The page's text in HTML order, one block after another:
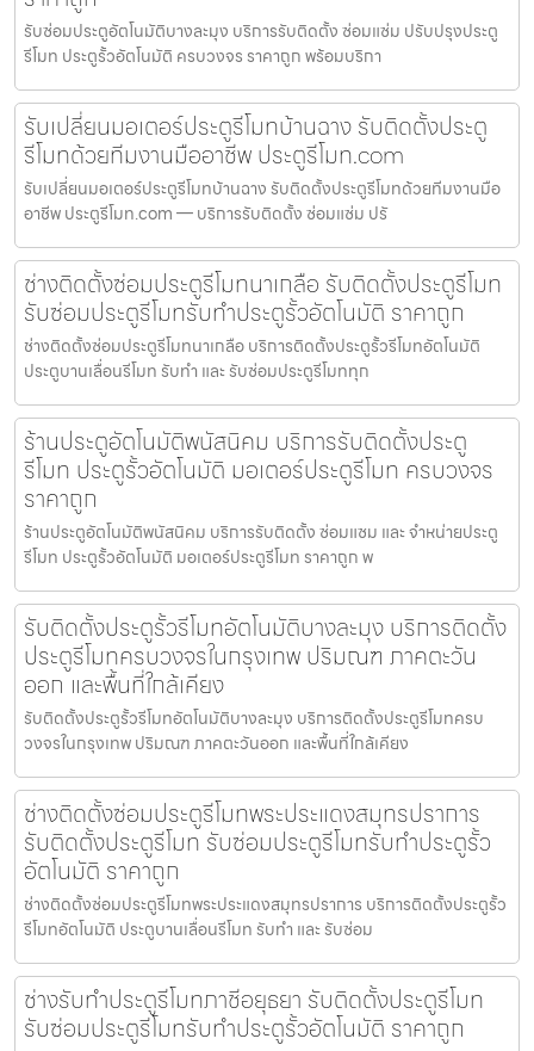
รับซ่อมประตูอัตโนมัติบางละมุง บริการรับติดตั้ง ซ่อมแซ่ม ปรับปรุงประตู
รีโมท ประตูรั้วอัตโนมัติ ครบวงจร ราคาถูก พร้อมบริกา
รับเปลี่ยนมอเตอร์ประตูรีโมทบ้านฉาง รับติดตั้งประตู
รีโมทด้วยทีมงานมืออาชีพ ประตูรีโมท.com
รับเปลี่ยนมอเตอร์ประตูรีโมทบ้านฉาง รับติดตั้งประตูรีโมทด้วยทีมงานมือ
อาชีพ ประตูรีโมท.com — บริการรับติดตั้ง ซ่อมแซ่ม ปรั
ช่างติดตั้งซ่อมประตูรีโมทนาเกลือ รับติดตั้งประตูรีโมท
รับซ่อมประตูรีโมทรับทำประตูรั้วอัตโนมัติ ราคาถูก
ช่างติดตั้งซ่อมประตูรีโมทนาเกลือ บริการติดตั้งประตูรั้วรีโมทอัตโนมัติ
ประตูบานเลื่อนรีโมท รับทำ และ รับซ่อมประตูรีโมททุก
ร้านประตูอัตโนมัติพนัสนิคม บริการรับติดตั้งประตู
รีโมท ประตูรั้วอัตโนมัติ มอเตอร์ประตูรีโมท ครบวงจร
ราคาถูก
ร้านประตูอัตโนมัติพนัสนิคม บริการรับติดตั้ง ซ่อมแซม และ จำหน่ายประตู
รีโมท ประตูรั้วอัตโนมัติ มอเตอร์ประตูรีโมท ราคาถูก พ
รับติดตั้งประตูรั้วรีโมทอัตโนมัติบางละมุง บริการติดตั้ง
ประตูรีโมทครบวงจรในกรุงเทพ ปริมณฑ ภาคตะวัน
ออก และพื้นที่ใกล้เคียง
รับติดตั้งประตูรั้วรีโมทอัตโนมัติบางละมุง บริการติดตั้งประตูรีโมทครบ
วงจรในกรุงเทพ ปริมณฑ ภาคตะวันออก และพื้นที่ใกล้เคียง
ช่างติดตั้งซ่อมประตูรีโมทพระประแดงสมุทรปราการ
รับติดตั้งประตูรีโมท รับซ่อมประตูรีโมทรับทำประตูรั้ว
อัตโนมัติ ราคาถูก
ช่างติดตั้งซ่อมประตูรีโมทพระประแดงสมุทรปราการ บริการติดตั้งประตูรั้ว
รีโมทอัตโนมัติ ประตูบานเลื่อนรีโมท รับทำ และ รับซ่อม
ช่างรับทำประตูรีโมทภาชีอยุธยา รับติดตั้งประตูรีโมท
รับซ่อมประตูรีโมทรับทำประตูรั้วอัตโนมัติ ราคาถูก